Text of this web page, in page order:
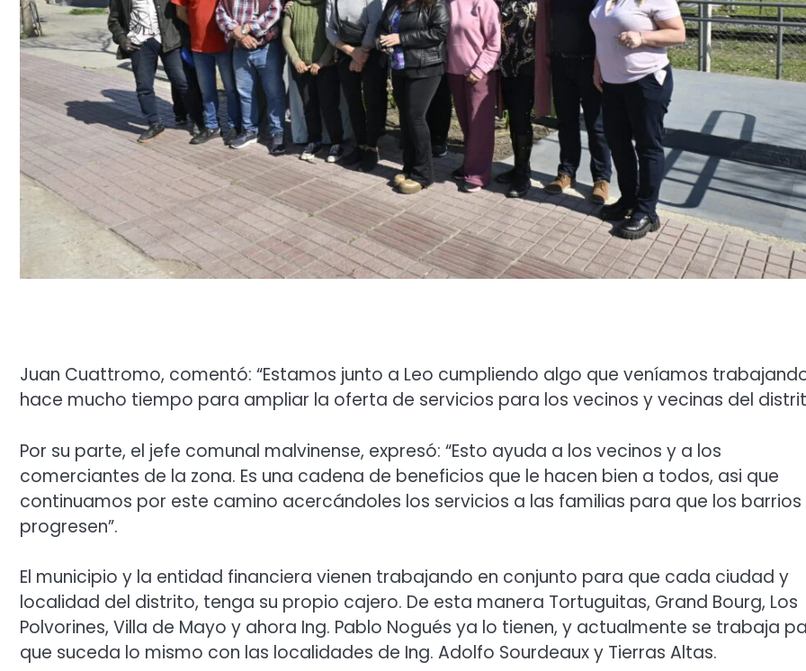
Juan Cuattromo, comentó: “Estamos junto a Leo cumpliendo algo que veníamos
hace mucho tiempo para ampliar la oferta de servicios para los vecinos y vecinas del
Por su parte, el jefe comunal malvinense, expresó: “Esto ayuda a los vecinos y a los
comerciantes de la zona. Es una cadena de beneficios que le hacen bien a todos, asi que
continuamos por este camino acercándoles los servicios a las familias para que los barrios
progresen”.
El municipio y la entidad financiera vienen trabajando en conjunto para que cada ciudad y
localidad del distrito, tenga su propio cajero. De esta manera Tortuguitas, Grand Bourg, Los
Polvorines, Villa de Mayo y ahora Ing. Pablo Nogués ya lo tienen, y actualmente se trabaja
que suceda lo mismo con las localidades de Ing. Adolfo Sourdeaux y Tierras Altas.